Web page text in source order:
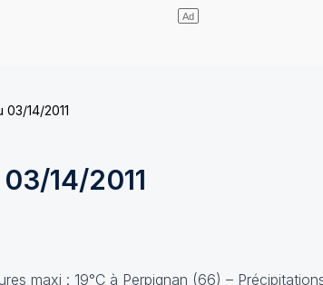
14/2011
14/2011
maxi : 19°C à Perpignan (66) –